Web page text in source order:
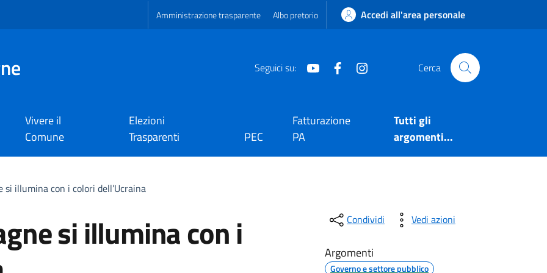
Amministrazione trasparente Albo pretorio Accedi all'area personale
Seguici su: Youtube Facebook Cerca
Vivere il
Comune
Elezioni
Trasparenti
PEC
Fatturazione
PA
Tutti gli
argomenti...
si illumina con i colori dell’Ucraina
si illumina con i
Condividi Vedi azioni
Argomenti
Governo e settore pubblico